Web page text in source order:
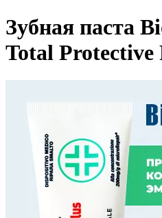
Зубная паста
Total Protective